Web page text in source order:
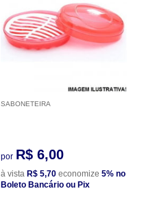
SABONETEIRA
por R$ 6,00
à vista R$ 5,70 economize 5% no
Boleto Bancário ou Pix